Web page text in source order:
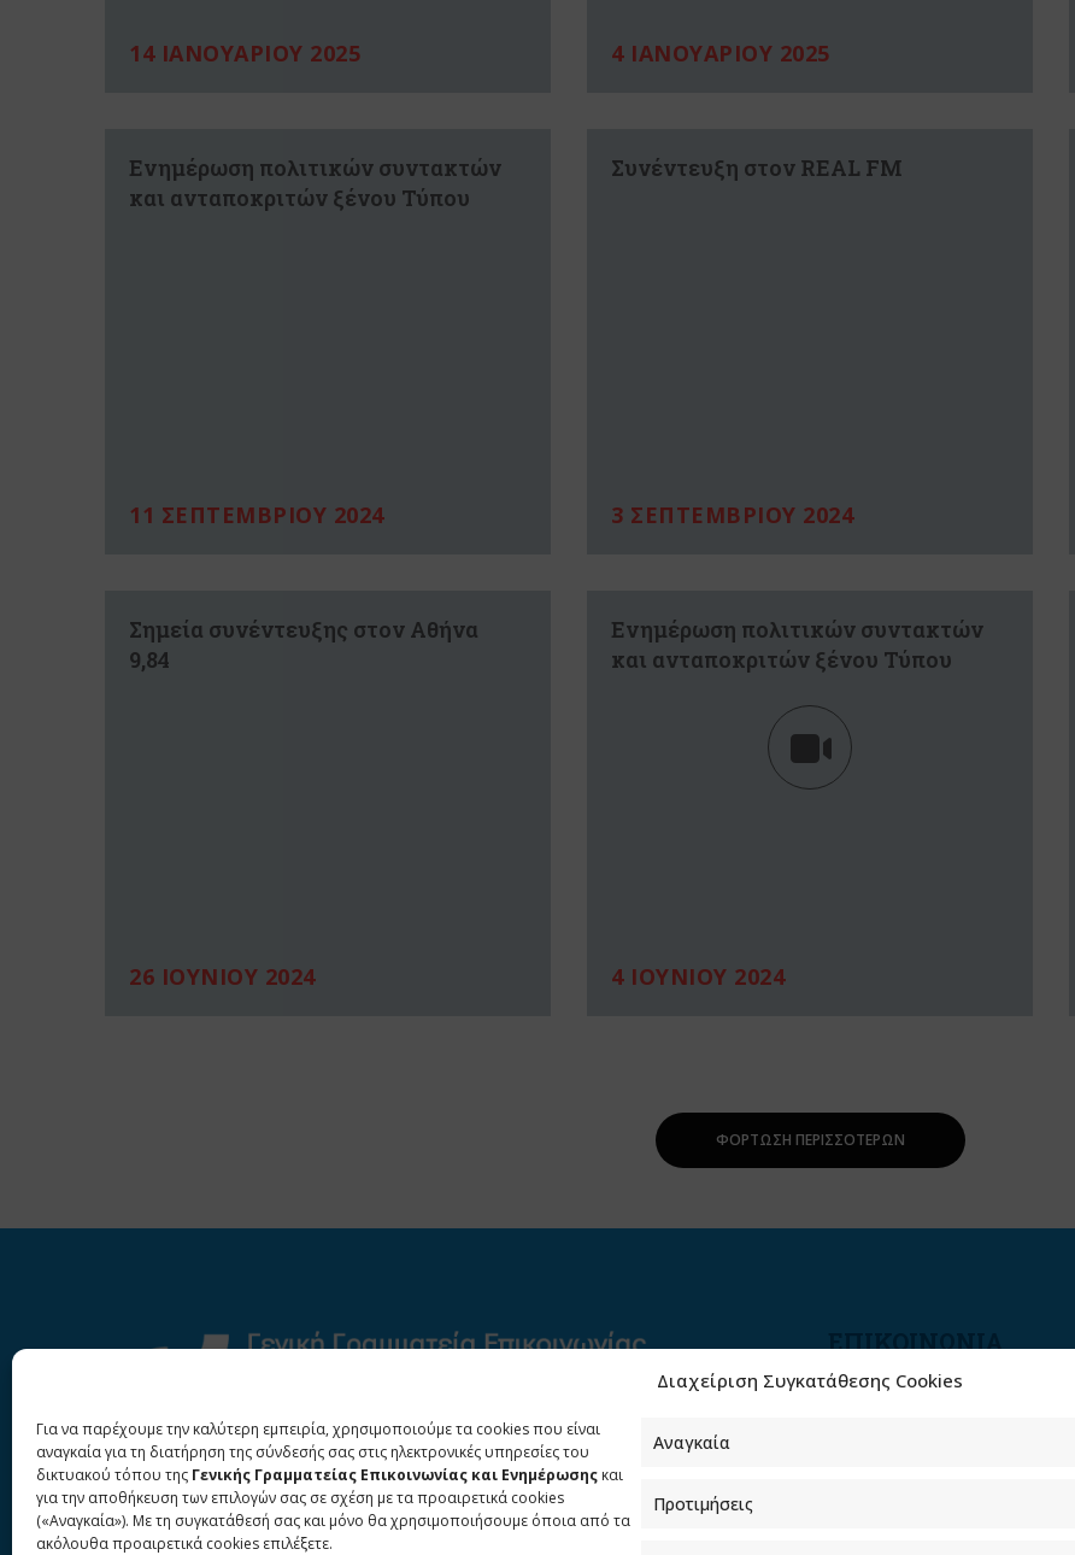
Διαχείριση Συγκατάθεσης Cookies
Για να παρέχουμε την καλύτερη εμπειρία, χρησιμοποιούμε τα cookies που είναι
αναγκαία για τη διατήρηση της σύνδεσής σας στις ηλεκτρονικές υπηρεσίες του
δικτυακού τόπου της Γενικής Γραμματείας Επικοινωνίας και Ενημέρωσης και
για την αποθήκευση των επιλογών σας σε σχέση με τα προαιρετικά cookies
(«Αναγκαία»). Με τη συγκατάθεσή σας και μόνο θα χρησιμοποιήσουμε όποια από τα
ακόλουθα προαιρετικά cookies επιλέξετε.
Αναγκαία
Προτιμήσεις
14 ΙΑΝΟΥΑΡΙΟΥ 2025 4 ΙΑΝΟΥΑΡΙΟΥ 2025
Ενημέρωση πολιτικών συντακτών
και ανταποκριτών ξένου Τύπου
11 ΣΕΠΤΕΜΒΡΙΟΥ 2024
Συνέντευξη στον REAL FM
3 ΣΕΠΤΕΜΒΡΙΟΥ 2024
Σημεία συνέντευξης στον Αθήνα
9,84
26 ΙΟΥΝΙΟΥ 2024
Ενημέρωση πολιτικών συντακτών
και ανταποκριτών ξένου Τύπου
4 ΙΟΥΝΙΟΥ 2024
ΦΌΡΤΩΣΗ ΠΕΡΙΣΣΌΤΕΡΩΝ
ΕΠΙΚΟΙΝΩΝΙΑ
Φραγκούδη 11 & Αλεξάνδρου